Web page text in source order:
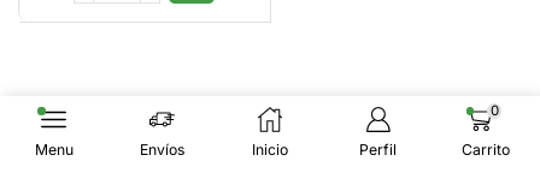
Menu Envíos Inicio Perfil
0
Carrito